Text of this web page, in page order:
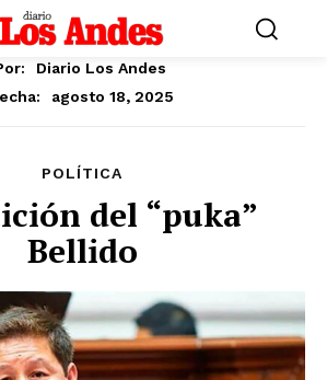
Diario Los Andes
agosto 18, 2025
POLÍTICA
del “puka”
Bellido